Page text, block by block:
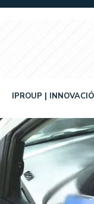
IPROUP